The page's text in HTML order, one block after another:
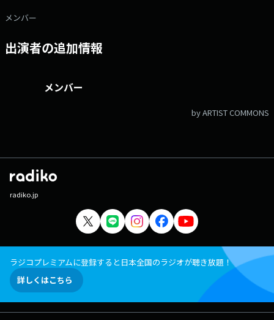
メンバー
出演者の追加情報
メンバー
by ARTIST COMMONS
radiko.jp
ラジコプレミアムに登録すると日本全国のラジオが聴き放題！
詳しくはこちら